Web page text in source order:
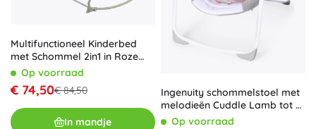
Multifunctioneel Kinderbed
met Schommel 2in1 in Roze
KleurOp voorraad
€ 74,50€ 84,50
In mandje
Ingenuity schommelstoel met
melodieën Cuddle Lamb tot 9
kgOp voorraad